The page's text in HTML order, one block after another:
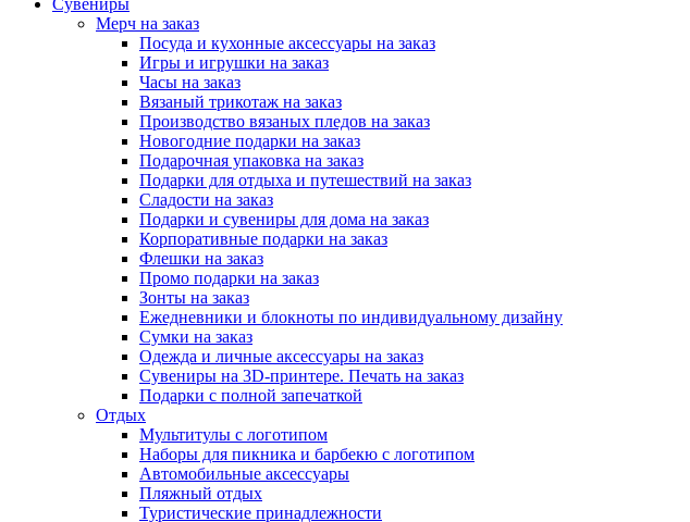
Сувениры
Мерч на заказ
Посуда и кухонные аксессуары на заказ
Игры и игрушки на заказ
Часы на заказ
Вязаный трикотаж на заказ
Производство вязаных пледов на заказ
Новогодние подарки на заказ
Подарочная упаковка на заказ
Подарки для отдыха и путешествий на заказ
Сладости на заказ
Подарки и сувениры для дома на заказ
Корпоративные подарки на заказ
Флешки на заказ
Промо подарки на заказ
Зонты на заказ
Ежедневники и блокноты по индивидуальному дизайну
Сумки на заказ
Одежда и личные аксессуары на заказ
Сувениры на 3D-принтере. Печать на заказ
Подарки с полной запечаткой
Отдых
Мультитулы с логотипом
Наборы для пикника и барбекю с логотипом
Автомобильные аксессуары
Пляжный отдых
Туристические принадлежности